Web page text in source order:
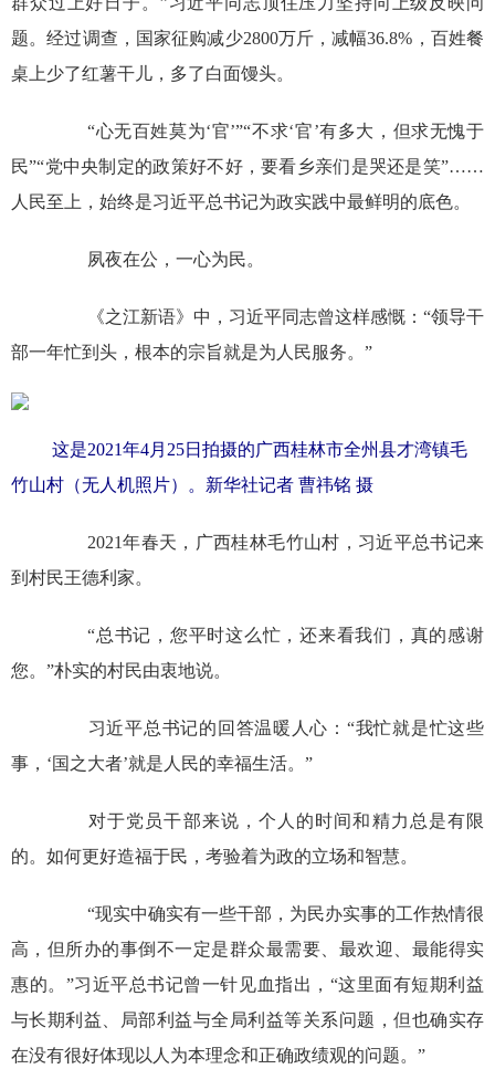
题。经过调查，国家征购减少2800万斤，减幅36.8%，百姓餐
桌上少了红薯干儿，多了白面馒头。
“心无百姓莫为‘官’”“不求‘官’有多大，但求无愧于
民”“党中央制定的政策好不好，要看乡亲们是哭还是笑”……
人民至上，始终是习近平总书记为政实践中最鲜明的底色。
夙夜在公，一心为民。
《之江新语》中，习近平同志曾这样感慨：“领导干
部一年忙到头，根本的宗旨就是为人民服务。”
这是2021年4月25日拍摄的广西桂林市全州县才湾镇毛
竹山村（无人机照片）。新华社记者 曹祎铭 摄
2021年春天，广西桂林毛竹山村，习近平总书记来
到村民王德利家。
“总书记，您平时这么忙，还来看我们，真的感谢
您。”朴实的村民由衷地说。
习近平总书记的回答温暖人心：“我忙就是忙这些
事，‘国之大者’就是人民的幸福生活。”
对于党员干部来说，个人的时间和精力总是有限
的。如何更好造福于民，考验着为政的立场和智慧。
“现实中确实有一些干部，为民办实事的工作热情很
高，但所办的事倒不一定是群众最需要、最欢迎、最能得实
惠的。”习近平总书记曾一针见血指出，“这里面有短期利益
与长期利益、局部利益与全局利益等关系问题，但也确实存
在没有很好体现以人为本理念和正确政绩观的问题。”